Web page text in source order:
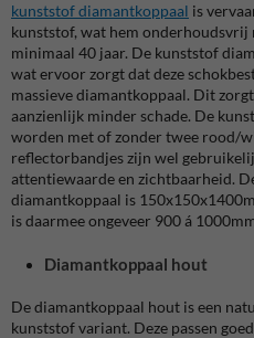
kunststof diamantkoppaal is
kunststof, wat hem onderhoudsvrij
minimaal 40 jaar. De kunststof
wat ervoor zorgt dat deze
massieve diamantkoppaal. Dit
aanzienlijk minder schade. De
worden met of zonder twee rood/
reflectorbandjes zijn wel
attentiewaarde en zichtbaarheid.
diamantkoppaal is
is daarmee ongeveer 900 á
Diamantkoppaal hout
De diamantkoppaal hout is een
kunststof variant. Deze passen